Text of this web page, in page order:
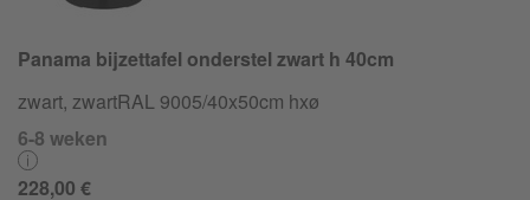
Panama bijzettafel onderstel zwart h 40cm
zwart, zwartRAL 9005/40x50cm hxø
6-8 weken
228,00 €